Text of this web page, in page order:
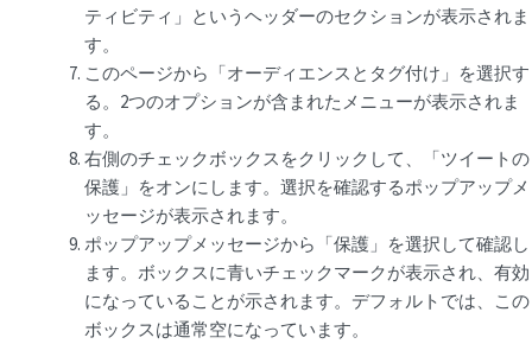
ティビティ」というヘッダーのセクションが表示されま
す。
このページから「オーディエンスとタグ付け」を選択す
る。2つのオプションが含まれたメニューが表示されま
す。
右側のチェックボックスをクリックして、「ツイートの
保護」をオンにします。選択を確認するポップアップメ
ッセージが表示されます。
ポップアップメッセージから「保護」を選択して確認し
ます。ボックスに青いチェックマークが表示され、有効
になっていることが示されます。デフォルトでは、この
ボックスは通常空になっています。